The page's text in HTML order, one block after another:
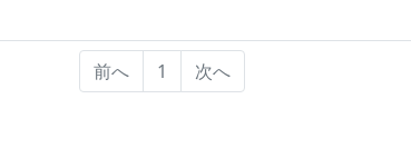
前へ 1 次へ